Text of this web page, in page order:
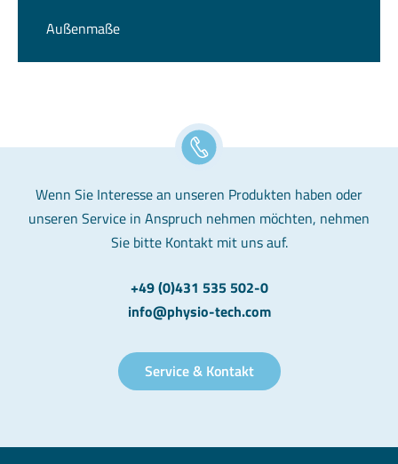
Außenmaße
Wenn Sie Interesse an unseren Produkten haben oder
unseren Service in Anspruch nehmen möchten, nehmen
Sie bitte Kontakt mit uns auf.
+49 (0)431 535 502-0
info@physio-tech.com
Service & Kontakt